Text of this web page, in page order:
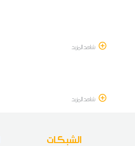
شاهد المزيد
شاهد المزيد
الشبكات